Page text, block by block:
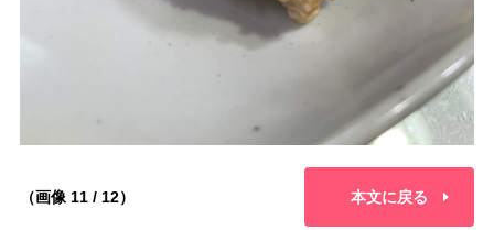
（画像 11 / 12） 本文に戻る